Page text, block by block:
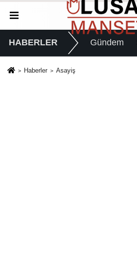
HABERLER Gündem
Haberler Asayiş